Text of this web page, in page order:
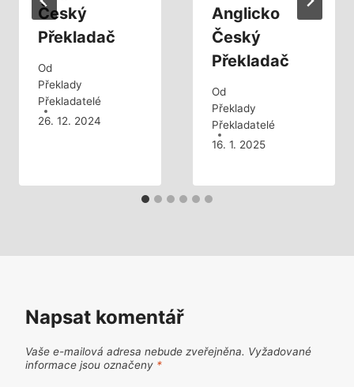
Český
Překladač
Od
Překlady
Překladatelé
26. 12. 2024
Anglicko
Český
Překladač
Od
Překlady
Překladatelé
16. 1. 2025
Napsat komentář
Vaše e-mailová adresa nebude zveřejněna. Vyžadované
informace jsou označeny *